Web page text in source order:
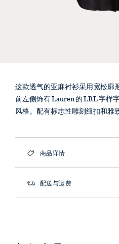
这款透气的亚麻衬衫采用宽松廓
前左侧饰有 Lauren 的 LRL 字样
风格。配有标志性雕刻纽扣和雅
商品详情
配送与运费